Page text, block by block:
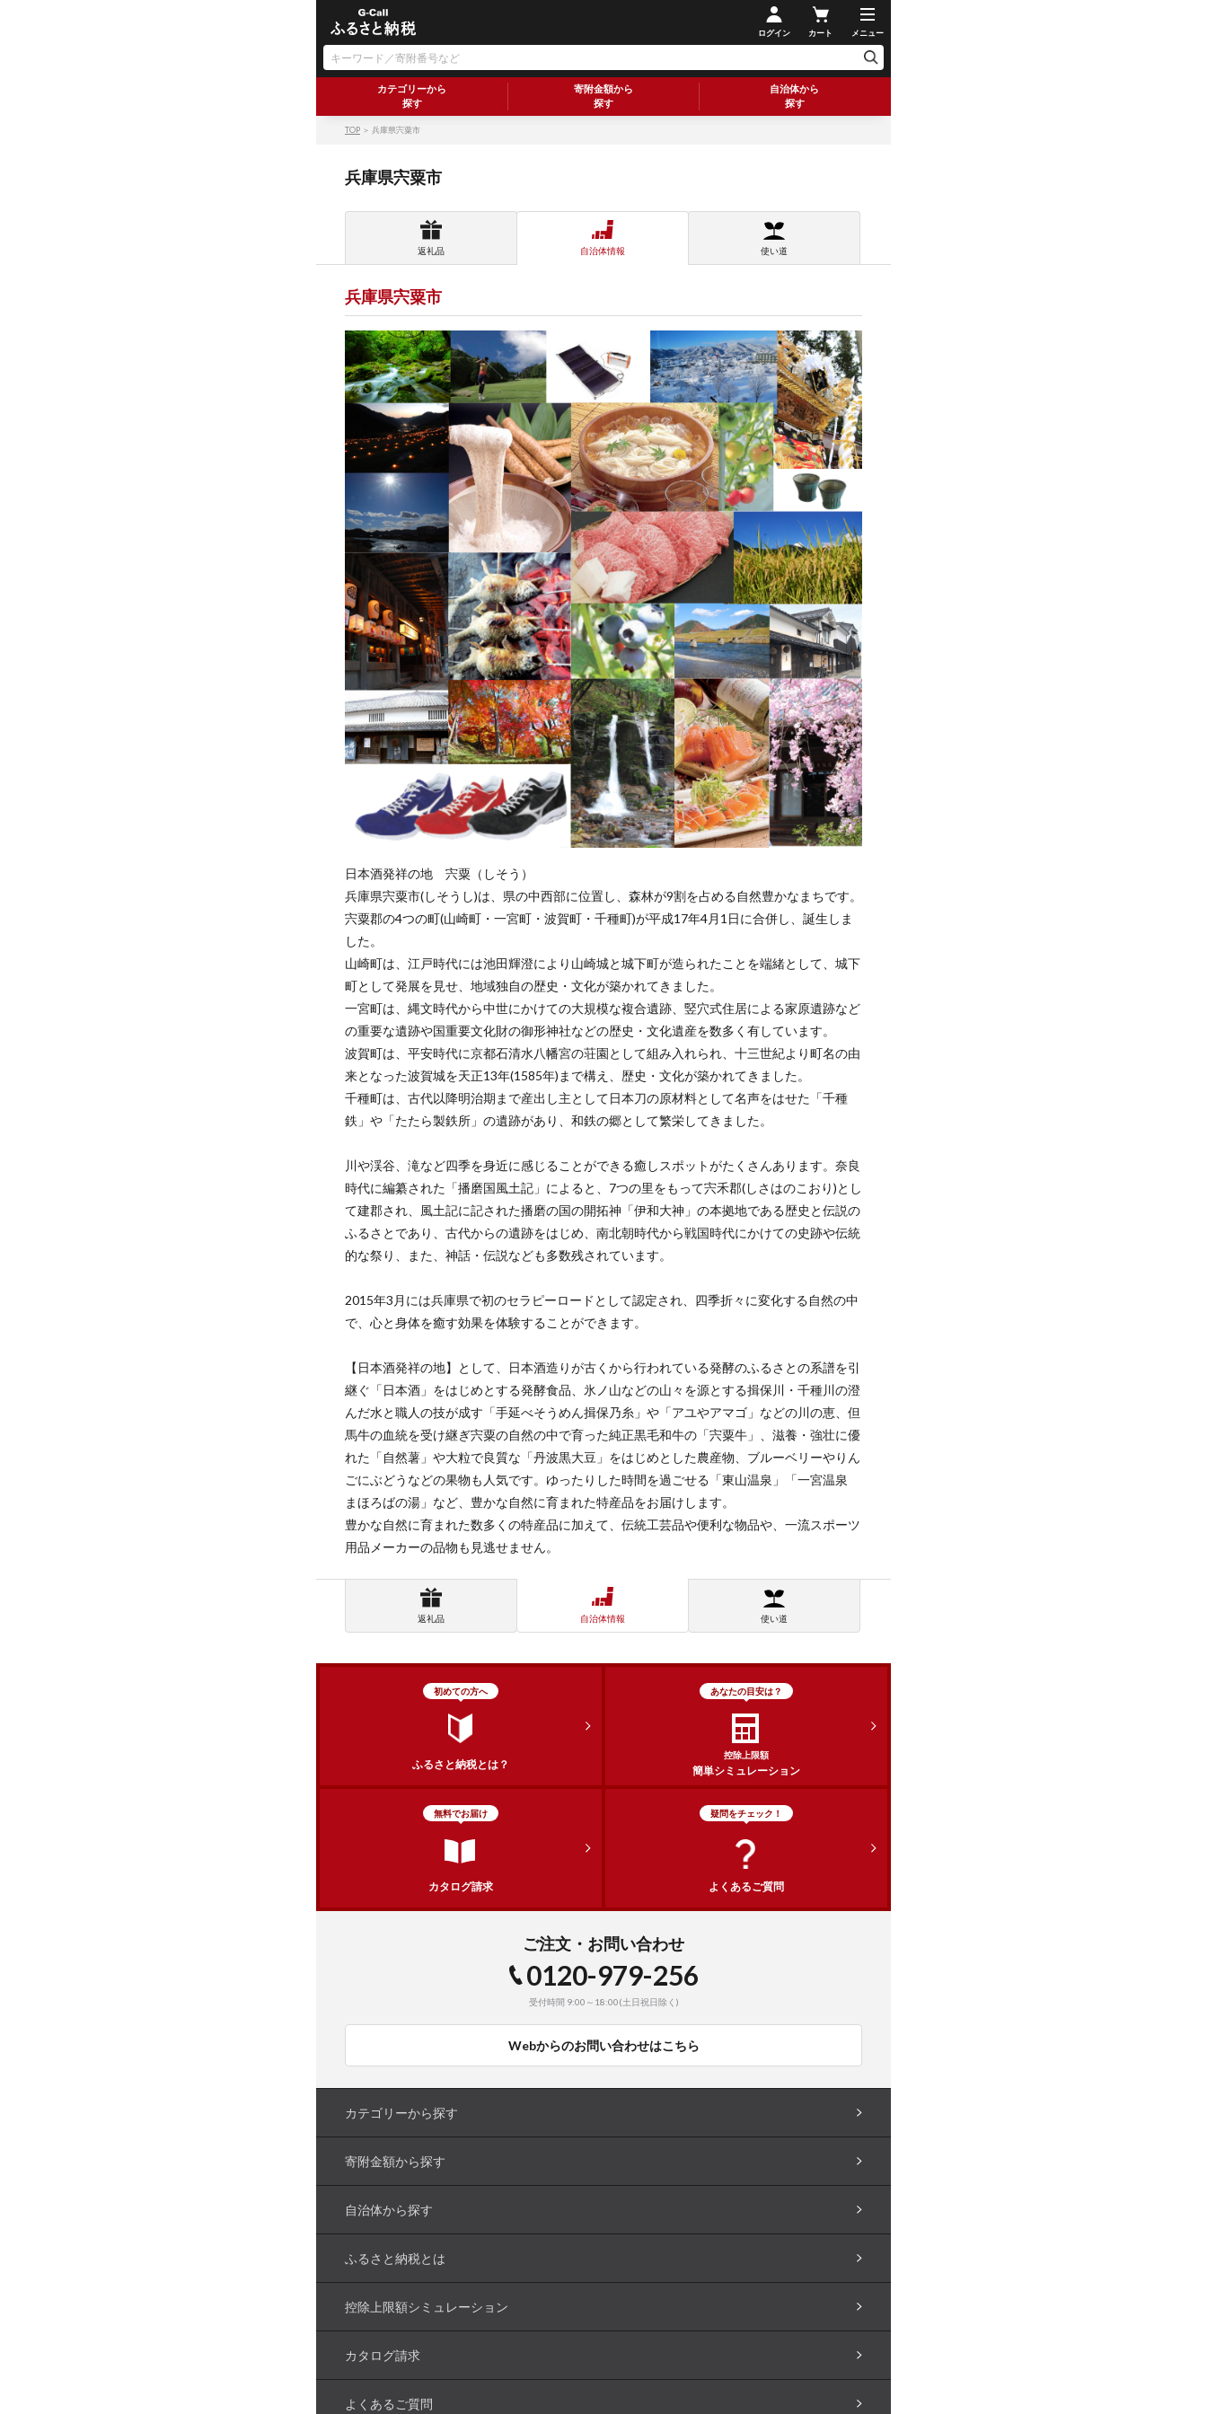
ログイン カート メニュー
カテゴリーから
探す
寄附金額から
探す
自治体から
探す
TOP ＞ 兵庫県宍粟市
兵庫県宍粟市
返礼品 自治体情報 使い道
兵庫県宍粟市
日本酒発祥の地 宍粟（しそう）
兵庫県宍粟市(しそうし)は、県の中西部に位置し、森林が9割を占める自然豊かなまちです。
宍粟郡の4つの町(山崎町・一宮町・波賀町・千種町)が平成17年4月1日に合併し、誕生しま
した。
山崎町は、江戸時代には池田輝澄により山崎城と城下町が造られたことを端緒として、城下
町として発展を見せ、地域独自の歴史・文化が築かれてきました。
一宮町は、縄文時代から中世にかけての大規模な複合遺跡、竪穴式住居による家原遺跡など
の重要な遺跡や国重要文化財の御形神社などの歴史・文化遺産を数多く有しています。
波賀町は、平安時代に京都石清水八幡宮の荘園として組み入れられ、十三世紀より町名の由
来となった波賀城を天正13年(1585年)まで構え、歴史・文化が築かれてきました。
千種町は、古代以降明治期まで産出し主として日本刀の原材料として名声をはせた「千種
鉄」や「たたら製鉄所」の遺跡があり、和鉄の郷として繁栄してきました。
川や渓谷、滝など四季を身近に感じることができる癒しスポットがたくさんあります。奈良
時代に編纂された「播磨国風土記」によると、7つの里をもって宍禾郡(しさはのこおり)とし
て建郡され、風土記に記された播磨の国の開拓神「伊和大神」の本拠地である歴史と伝説の
ふるさとであり、古代からの遺跡をはじめ、南北朝時代から戦国時代にかけての史跡や伝統
的な祭り、また、神話・伝説なども多数残されています。
2015年3月には兵庫県で初のセラピーロードとして認定され、四季折々に変化する自然の中
で、心と身体を癒す効果を体験することができます。
【日本酒発祥の地】として、日本酒造りが古くから行われている発酵のふるさとの系譜を引
継ぐ「日本酒」をはじめとする発酵食品、氷ノ山などの山々を源とする揖保川・千種川の澄
んだ水と職人の技が成す「手延べそうめん揖保乃糸」や「アユやアマゴ」などの川の恵、但
馬牛の血統を受け継ぎ宍粟の自然の中で育った純正黒毛和牛の「宍粟牛」、滋養・強壮に優
れた「自然薯」や大粒で良質な「丹波黒大豆」をはじめとした農産物、ブルーベリーやりん
ごにぶどうなどの果物も人気です。ゆったりした時間を過ごせる「東山温泉」「一宮温泉
まほろばの湯」など、豊かな自然に育まれた特産品をお届けします。
豊かな自然に育まれた数多くの特産品に加えて、伝統工芸品や便利な物品や、一流スポーツ
用品メーカーの品物も見逃せません。
返礼品 自治体情報 使い道
初めての方へ
ふるさと納税とは？
あなたの目安は？
控除上限額
簡単シミュレーション
無料でお届け
カタログ請求
疑問をチェック！
よくあるご質問
ご注文・お問い合わせ
0120-979-256
受付時間 9:00～18:00(土日祝日除く)
Webからのお問い合わせはこちら
カテゴリーから探す
寄附金額から探す
自治体から探す
ふるさと納税とは
控除上限額シミュレーション
カタログ請求
よくあるご質問